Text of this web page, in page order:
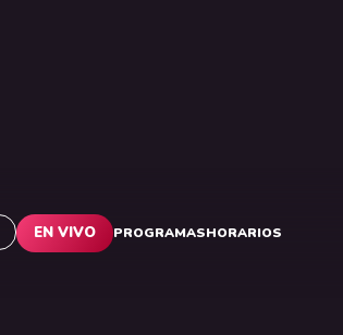
EN VIVO PROGRAMASHORARIOS